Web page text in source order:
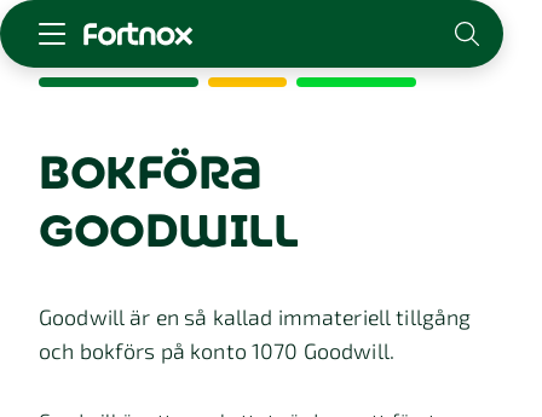
Skaffa Fortnox
För redovisningsbyrån
Kunskap & inspiration
Kontakt
Om Fortnox
bokföra
goodwill
Goodwill är en så kallad immateriell tillgång
och bokförs på konto 1070 Goodwill.